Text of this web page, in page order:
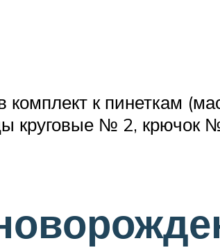
к пинеткам
круговые № 2, крючок